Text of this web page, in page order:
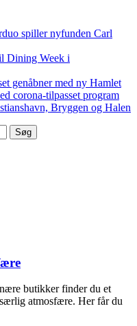
spiller nyfunden Carl
Dining Week i
genåbner med ny Hamlet
corona-tilpasset program
Bryggen og Halen
butikker finder du et
atmosfære. Her får du